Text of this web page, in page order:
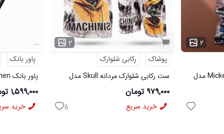
۲
ست رکابی شلوارک مردانه Mickey مدل
۲
پوشاک
رکابی شلوارک
ست رکابی شلوارک مردانه Skull مدل
3995
۹۷۹,۰۰۰ تومان
خرید سریع 6
...
پاور بانک
پاور بانک Denmen مدل 3993
۱,۵۹۹,۰۰۰ تومان
خرید